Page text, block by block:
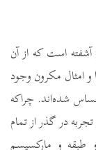
است که از آن
امثال مکرون وجود
شده‌اند. چراکه
در گذر از تمام
حزب و طبقه و مارکسیسم